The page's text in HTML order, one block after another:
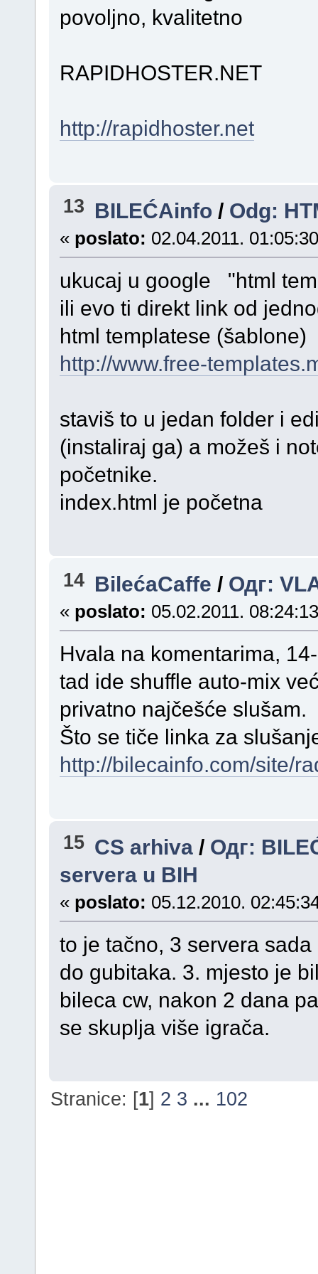
povoljno, kvalitetno
RAPIDHOSTER.NET
http://rapidhoster.net
13 BILEĆAinfo / Odg:
« poslato: 02.04.2011.
ukucaj u google "html
ili evo ti direkt link od
html templatese (šablone)
http://www.free-
staviš to u jedan folder i
(instaliraj ga) a možeš i
početnike.
index.html je početna
14 BilećaCaffe / Одг:
« poslato: 05.02.2011.
Hvala na komentarima,
tad ide shuffle auto-mix
privatno najčešće slušam.
Što se tiče linka za
http://bilecainfo.com/site/
15 CS arhiva / Одг:
servera u BIH
« poslato: 05.12.2010.
to je tačno, 3 servera
do gubitaka. 3. mjesto je
bileca cw, nakon 2 dana
se skuplja više igrača.
Stranice: [1] 2 3 ... 102